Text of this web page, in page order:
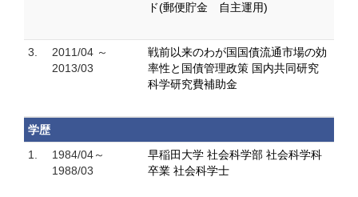
ド(郵便貯金 自主運用)
3.
2011/04 ～
2013/03
戦前以来のわが国国債流通市場の効
率性と国債管理政策 国内共同研究
科学研究費補助金
学歴
1.
1984/04～
1988/03
早稲田大学 社会科学部 社会科学科
卒業 社会科学士